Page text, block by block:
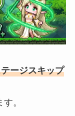
ージスキップ
。